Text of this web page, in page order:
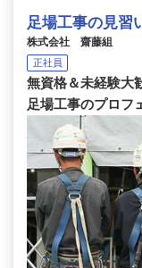
足場工事の見習
株式会社 齋藤組
正社員
無資格＆未経験大
足場工事のプロフ